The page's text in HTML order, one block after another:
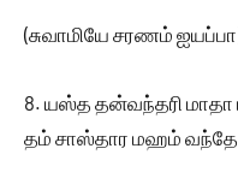
(சுவாமியே சரணம்
8. யஸ்த தன்வந்தரி
தம் சாஸ்தார மஹம்